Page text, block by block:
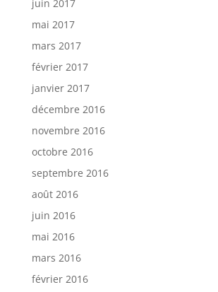
juin 2017
mai 2017
mars 2017
février 2017
janvier 2017
décembre 2016
novembre 2016
octobre 2016
septembre 2016
août 2016
juin 2016
mai 2016
mars 2016
février 2016